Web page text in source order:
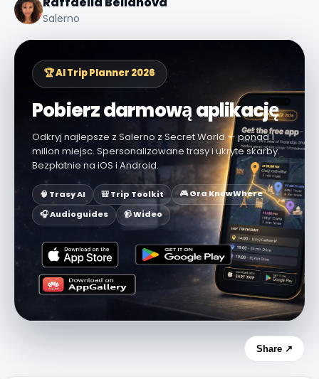
Salerno
🏆 AI Trip Planner 2026
Pobierz darmową aplikację
Odkryj najlepsze z Salerno z Secret World — ponad 1
milion miejsc. Spersonalizowane trasy i ukryte skarby.
Bezpłatnie na iOS i Android.
🧠 Trasy AI 🎒 Trip Toolkit
🎮 Gra KnowWhere
🎧 Audioguides
📹 Wideo
Share ↗